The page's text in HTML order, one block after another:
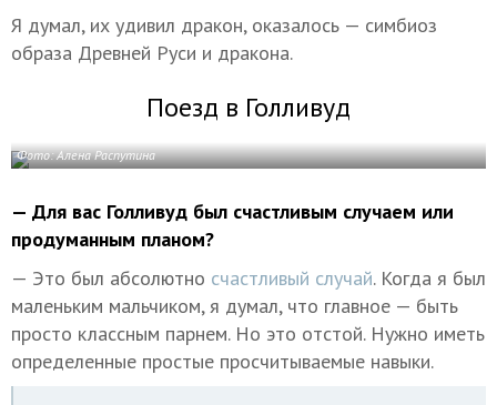
Я думал, их удивил дракон, оказалось — симбиоз
образа Древней Руси и дракона.
Поезд в Голливуд
Фото: Алена Распутина
— Для вас Голливуд был счастливым случаем или
продуманным планом?
— Это был абсолютно счастливый случай. Когда я был
маленьким мальчиком, я думал, что главное — быть
просто классным парнем. Но это отстой. Нужно иметь
определенные простые просчитываемые навыки.